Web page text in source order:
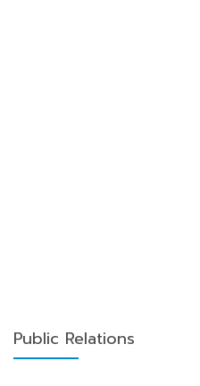
Public Relations